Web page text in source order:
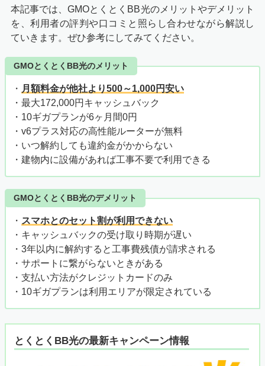
本記事では、GMOとくとくBB光のメリットやデメリット
を、利用者の評判や口コミと照らし合わせながら解説し
ていきます。ぜひ参考にしてみてください。
GMOとくとくBB光のメリット
・ 月額料金が他社より500～1,000円安い
・最大172,000円キャッシュバック
・10ギガプランが6ヶ月間0円
・v6プラス対応の高性能ルーターが無料
・いつ解約しても違約金がかからない
・建物内に設備があれば工事不要で利用できる
GMOとくとくBB光のデメリット
・ スマホとのセット割が利用できない
・キャッシュバックの受け取り時期が遅い
・3年以内に解約すると工事費残債が請求される
・サポートに繋がらないときがある
・支払い方法がクレジットカードのみ
・10ギガプランは利用エリアが限定されている
とくとくBB光の最新キャンペーン情報